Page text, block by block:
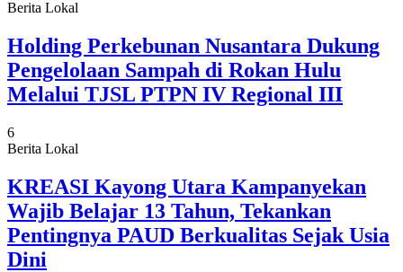
Berita Lokal
Holding Perkebunan Nusantara Dukung
Pengelolaan Sampah di Rokan Hulu
Melalui TJSL PTPN IV Regional III
6
Berita Lokal
KREASI Kayong Utara Kampanyekan
Wajib Belajar 13 Tahun, Tekankan
Pentingnya PAUD Berkualitas Sejak Usia
Dini